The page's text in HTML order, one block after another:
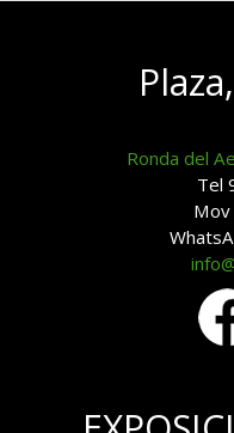
Ronda del
Tel